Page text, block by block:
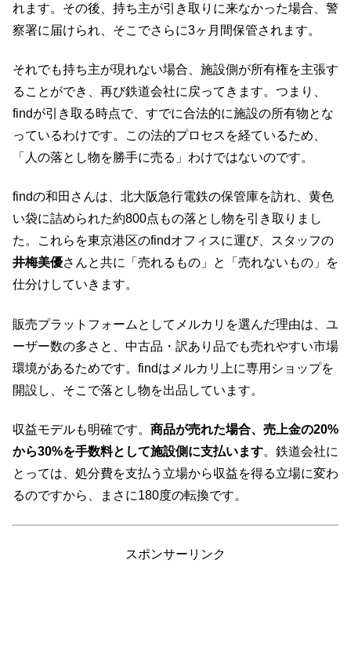
れます。その後、持ち主が引き取りに来なかった場合、警
察署に届けられ、そこでさらに3ヶ月間保管されます。
それでも持ち主が現れない場合、施設側が所有権を主張す
ることができ、再び鉄道会社に戻ってきます。つまり、
findが引き取る時点で、すでに合法的に施設の所有物とな
っているわけです。この法的プロセスを経ているため、
「人の落とし物を勝手に売る」わけではないのです。
findの和田さんは、北大阪急行電鉄の保管庫を訪れ、黄色
い袋に詰められた約800点もの落とし物を引き取りまし
た。これらを東京港区のfindオフィスに運び、スタッフの
井梅美優さんと共に「売れるもの」と「売れないもの」を
仕分けしていきます。
販売プラットフォームとしてメルカリを選んだ理由は、ユ
ーザー数の多さと、中古品・訳あり品でも売れやすい市場
環境があるためです。findはメルカリ上に専用ショップを
開設し、そこで落とし物を出品しています。
収益モデルも明確です。 商品が売れた場合、売上金の20%
から30%を手数料として施設側に支払います。鉄道会社に
とっては、処分費を支払う立場から収益を得る立場に変わ
るのですから、まさに180度の転換です。
スポンサーリンク